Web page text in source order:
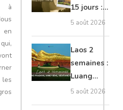
à
en
les
15 jours :
Hanoi,
Mékong,
Angkor,
Tonlé Sap
5 août 2026
Laos 2
semaines :
Luang
Prabang,
Vang
5 août 2026